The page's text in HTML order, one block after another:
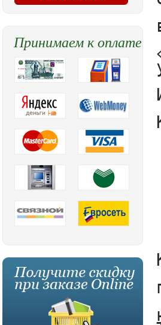
Принимаем к оплате